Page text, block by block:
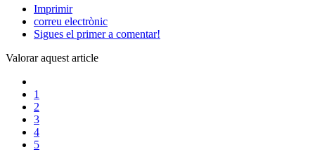
Imprimir
correu electrònic
Sigues el primer a comentar!
Valorar aquest article
1
2
3
4
5